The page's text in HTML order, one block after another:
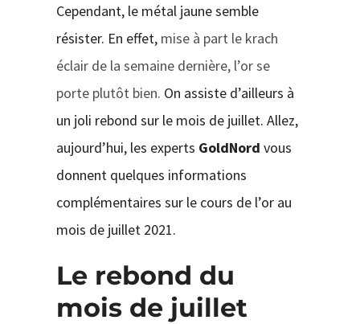
Cependant, le métal jaune semble
résister. En effet, mise à part le krach
éclair de la semaine dernière, l’or se
porte plutôt bien. On assiste d’ailleurs à
un joli rebond sur le mois de juillet. Allez,
aujourd’hui, les experts GoldNord vous
donnent quelques informations
complémentaires sur le cours de l’or au
mois de juillet 2021.
Le rebond du
mois de juillet